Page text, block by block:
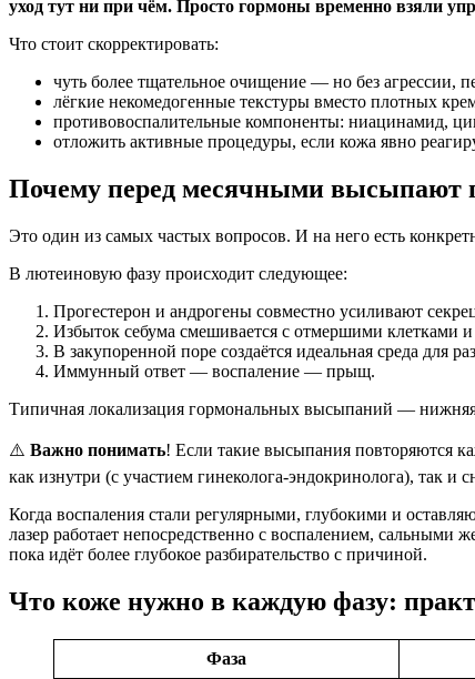
уход тут ни при чём. Просто гормоны временно взяли
Что стоит скорректировать:
чуть более тщательное очищение — но без агрессии,
лёгкие некомедогенные текстуры вместо плотных
противовоспалительные компоненты: ниацинамид,
отложить активные процедуры, если кожа явно
Почему перед месячными высыпают
Это один из самых частых вопросов. И на него есть
В лютеиновую фазу происходит следующее:
Прогестерон и андрогены совместно усиливают
Избыток себума смешивается с отмершими клетками
В закупоренной поре создаётся идеальная среда для
Иммунный ответ — воспаление — прыщ.
Типичная локализация гормональных высыпаний —
⚠️ Важно понимать! Если такие высыпания повторяются
как изнутри (с участием гинеколога-эндокринолога), так и
Когда воспаления стали регулярными, глубокими и
лазер работает непосредственно с воспалением,
пока идёт более глубокое разбирательство с причиной.
Что коже нужно в каждую фазу:
Фаза